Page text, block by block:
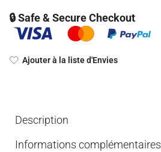
🔒 Safe & Secure Checkout
Ajouter à la liste d'Envies
Description
Informations complémentaires